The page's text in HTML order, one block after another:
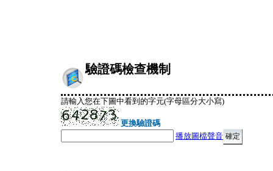
驗證碼檢查機制
請輸入您在下圖中看到的字元(字母區分大小寫)
更換驗證碼
播放圖檔聲音